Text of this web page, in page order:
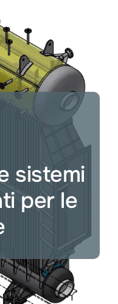
sistemi
per le